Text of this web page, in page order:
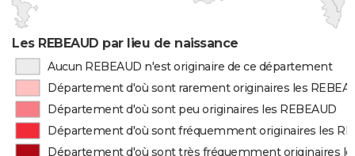
Les REBEAUD par lieu de naissance
Aucun REBEAUD n'est originaire de ce département
Département d'où sont rarement originaires les
Département d'où sont peu originaires les REBEAUD
Département d'où sont fréquemment originaires les
Département d'où sont très fréquemment originaires